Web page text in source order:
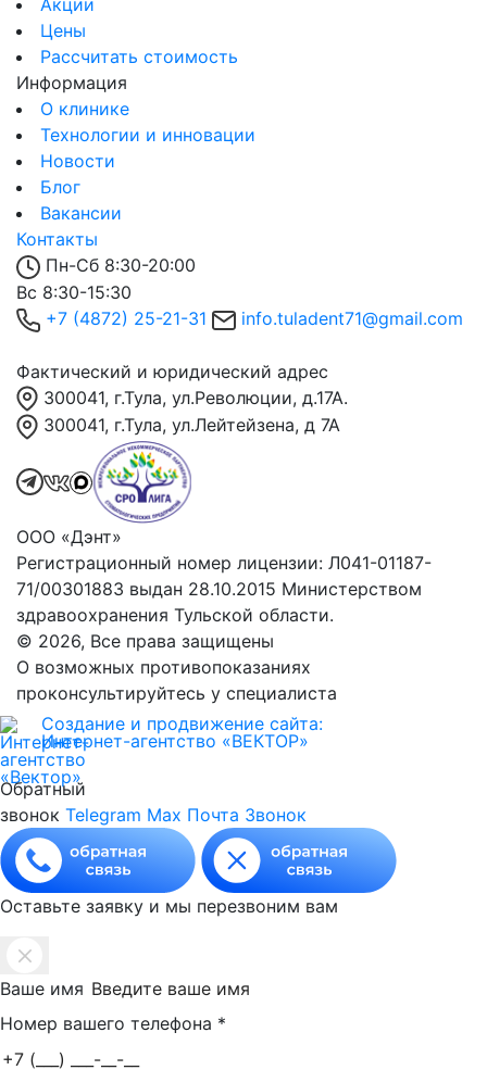
Акции
Цены
Рассчитать стоимость
Информация
О клинике
Технологии и инновации
Новости
Блог
Вакансии
Контакты
Пн-Сб 8:30-20:00
Вс 8:30-15:30
+7 (4872) 25-21-31
info.tuladent71@gmail.com
Фактический и юридический адрес
300041, г.Тула, ул.Революции, д.17А.
300041, г.Тула, ул.Лейтейзена, д 7А
ООО «Дэнт»
Регистрационный номер лицензии: Л041-01187-
71/00301883 выдан 28.10.2015 Министерством
здравоохранения Тульской области.
© 2026, Все права защищены
О возможных противопоказаниях
проконсультируйтесь у специалиста
Создание и продвижение сайта:
Интернет-агентство «ВЕКТОР»
Обратный
звонок Telegram Max Почта Звонок
Оставьте заявку и мы перезвоним вам
Ваше имя
Номер вашего телефона *